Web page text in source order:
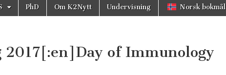
PhD Om K2Nytt Undervisning Norsk bokmål
of Immunology